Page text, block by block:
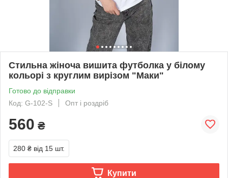
Стильна жіноча вишита футболка у білому
кольорі з круглим вирізом "Маки"
Готово до відправки
Код: G-102-S
Опт і роздріб
560 ₴
280 ₴ від 15 шт.
Купити